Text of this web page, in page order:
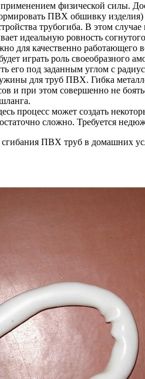
физической силы.
ПВХ обшивку
трубогиба. В этом
идеальную ровность
для качественно работающего
играть роль своеобразного
его под заданным углом с
для труб ПВХ. Гибка
и при этом совершенно не
процесс может создать
сложно. Требуется
ПВХ труб в домашних